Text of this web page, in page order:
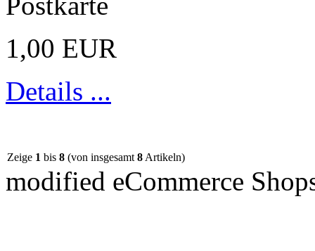
1,00 EUR
Details ...
Zeige 1 bis 8 (von insgesamt 8 Artikeln)
modified eCommerce